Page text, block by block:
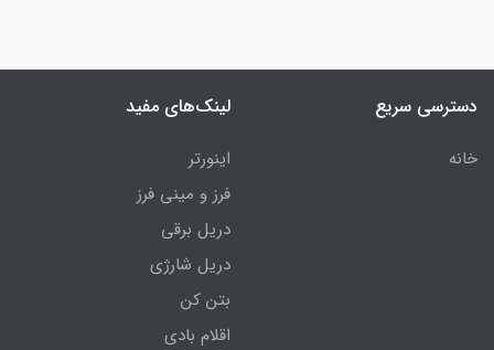
دسترسی سریع
خانه
لینک‌های مفید
اینورتر
فرز و مینی فرز
دریل برقی
دریل شارژی
بتن کن
اقلام بادی